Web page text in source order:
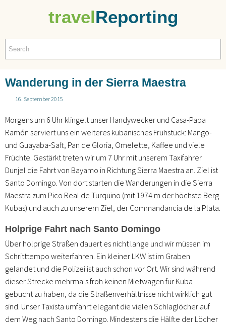
travelReporting
Wanderung in der Sierra Maestra
16. September 2015
Morgens um 6 Uhr klingelt unser Handywecker und Casa-Papa
Ramón serviert uns ein weiteres kubanisches Frühstück: Mango-
und Guayaba-Saft, Pan de Gloria, Omelette, Kaffee und viele
Früchte. Gestärkt treten wir um 7 Uhr mit unserem Taxifahrer
Dunjel die Fahrt von Bayamo in Richtung Sierra Maestra an. Ziel ist
Santo Domingo. Von dort starten die Wanderungen in die Sierra
Maestra zum Pico Real de Turquino (mit 1974 m der höchste Berg
Kubas) und auch zu unserem Ziel, der Commandancia de la Plata.
Holprige Fahrt nach Santo Domingo
Über holprige Straßen dauert es nicht lange und wir müssen im
Schritttempo weiterfahren. Ein kleiner LKW ist im Graben
gelandet und die Polizei ist auch schon vor Ort. Wir sind während
dieser Strecke mehrmals froh keinen Mietwagen für Kuba
gebucht zu haben, da die Straßenverhältnisse nicht wirklich gut
sind. Unser Taxista umfährt elegant die vielen Schlaglöcher auf
dem Weg nach Santo Domingo. Mindestens die Hälfte der Löcher